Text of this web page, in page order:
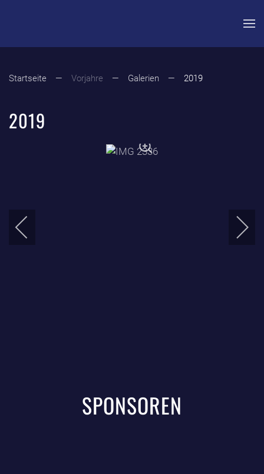
Startseite Vorjahre Galerien 2019
2019
SPONSOREN